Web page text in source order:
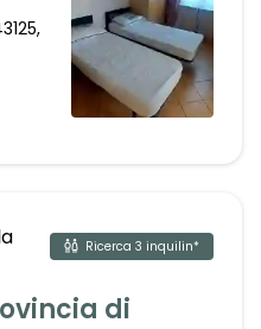
Ricerca 3 inquilin*
di